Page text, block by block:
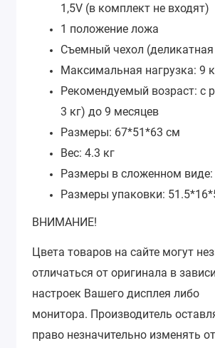
1,5V (в комплект не входят)
1 положение ложа
Съемный чехол (деликатная
Максимальная нагрузка: 9
Рекомендуемый возраст: с
3 кг) до 9 месяцев
Размеры: 67*51*63 см
Вес: 4.3 кг
Размеры в сложенном
Размеры упаковки:
ВНИМАНИЕ!
Цвета товаров на сайте могут
отличаться от оригинала в
настроек Вашего дисплея либо
монитора. Производитель
право незначительно изменять